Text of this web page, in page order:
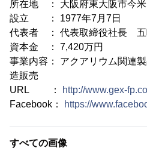
所在地 ： 大阪府東大阪市今
設立 ： 1977年7月7日
代表者 ： 代表取締役社長 五
資本金 ： 7,420万円
事業内容： アクアリウム関連
造販売
URL ：
http://www.gex-
Facebook：
https://
すべての画像